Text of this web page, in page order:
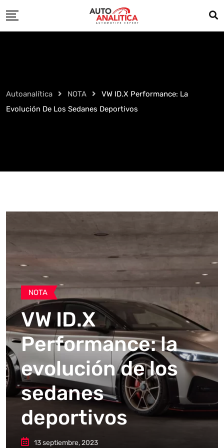
to
Autoanalítica NOTA
VW ID.X Performance: La
Evolución De Los Sedanes Deportivos
NOTA
VW ID.X
Performance: la
evolución de los
sedanes
deportivos
13 septiembre, 2023